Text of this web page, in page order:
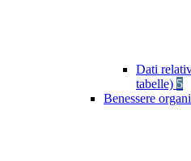
Dati
tabelle) 5
Benessere